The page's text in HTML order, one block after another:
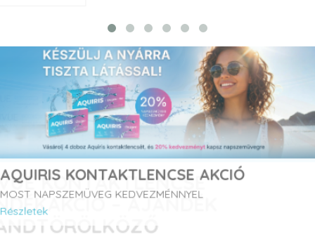
AQUIRIS KONTAKTLENCSE AKCIÓ
MOST NAPSZEMÜVEG KEDVEZMÉNNYEL
Részletek